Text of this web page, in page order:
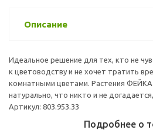
Описание
Идеальное решение для тех, кто не
к цветоводству и не хочет тратить
комнатными цветами. Растения ФЕЙКА
натурально, что никто и не
Артикул: 803.953.33
Подробнее о